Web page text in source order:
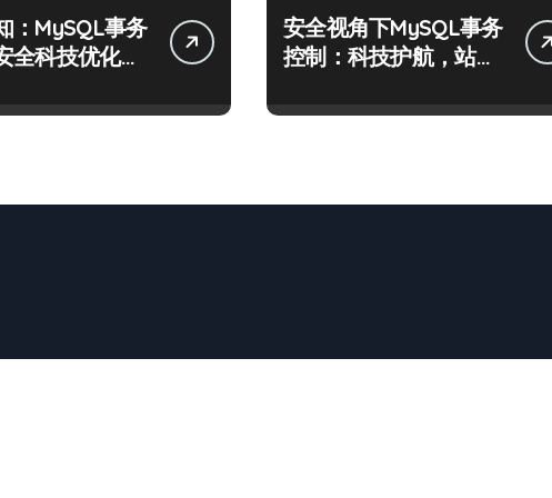
：MySQL事务
全科技优化实
安全视角下MySQL事务
控制：科技护航，站长